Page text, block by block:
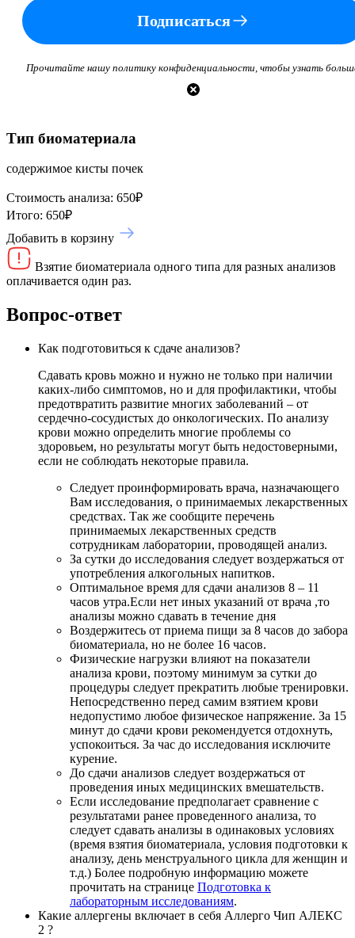
Подписаться
Прочитайте нашу политику конфиденциальности, чтобы узнать
Тип биоматериала
содержимое кисты почек
Стоимость анализа: 650₽
Итого: 650₽
Добавить в корзину
Взятие биоматериала одного типа для разных анализов
оплачивается один раз.
Вопрос-ответ
Как подготовиться к сдаче анализов?
Сдавать кровь можно и нужно не только при наличии
каких-либо симптомов, но и для профилактики, чтобы
предотвратить развитие многих заболеваний – от
сердечно-сосудистых до онкологических. По анализу
крови можно определить многие проблемы со
здоровьем, но результаты могут быть недостоверными,
если не соблюдать некоторые правила.
Следует проинформировать врача, назначающего
Вам исследования, о принимаемых лекарственных
средствах. Так же сообщите перечень
принимаемых лекарственных средств
сотрудникам лаборатории, проводящей анализ.
За сутки до исследования следует воздержаться от
употребления алкогольных напитков.
Оптимальное время для сдачи анализов 8 – 11
часов утра.Если нет иных указаний от врача ,то
анализы можно сдавать в течение дня
Воздержитесь от приема пищи за 8 часов до забора
биоматериала, но не более 16 часов.
Физические нагрузки влияют на показатели
анализа крови, поэтому минимум за сутки до
процедуры следует прекратить любые тренировки.
Непосредственно перед самим взятием крови
недопустимо любое физическое напряжение. За 15
минут до сдачи крови рекомендуется отдохнуть,
успокоиться. За час до исследования исключите
курение.
До сдачи анализов следует воздержаться от
проведения иных медицинских вмешательств.
Если исследование предполагает сравнение с
результатами ранее проведенного анализа, то
следует сдавать анализы в одинаковых условиях
(время взятия биоматериала, условия подготовки к
анализу, день менструального цикла для женщин и
т.д.) Более подробную информацию можете
прочитать на странице Подготовка к
лабораторным исследованиям.
Какие аллергены включает в себя Аллерго Чип АЛЕКС
2 ?